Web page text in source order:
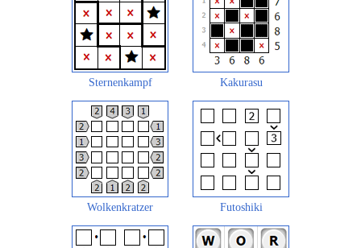
Sternenkampf Kakurasu
Wolkenkratzer Futoshiki